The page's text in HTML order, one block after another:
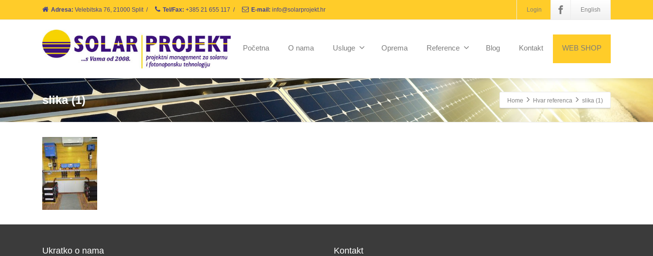
Adresa: Velebitska 76, 21000 Split / Tel/Fax: +385 21 655 117 / E-mail: info@solarprojekt.hr Login English
Početna O nama Usluge Oprema Reference Blog Kontakt WEB SHOP
slika (1) Home Hvar referenca slika (1)
Ukratko o nama Kontakt